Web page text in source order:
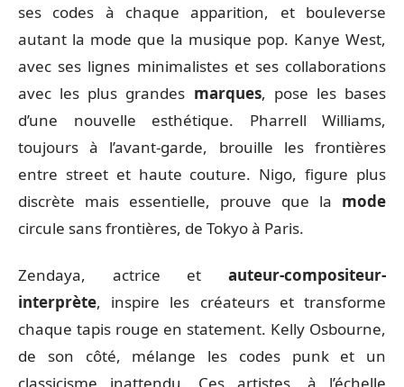
ses codes à chaque apparition, et bouleverse
autant la mode que la musique pop. Kanye West,
avec ses lignes minimalistes et ses collaborations
avec les plus grandes marques, pose les bases
d’une nouvelle esthétique. Pharrell Williams,
toujours à l’avant-garde, brouille les frontières
entre street et haute couture. Nigo, figure plus
discrète mais essentielle, prouve que la mode
circule sans frontières, de Tokyo à Paris.
Zendaya, actrice et auteur-compositeur-
interprète, inspire les créateurs et transforme
chaque tapis rouge en statement. Kelly Osbourne,
de son côté, mélange les codes punk et un